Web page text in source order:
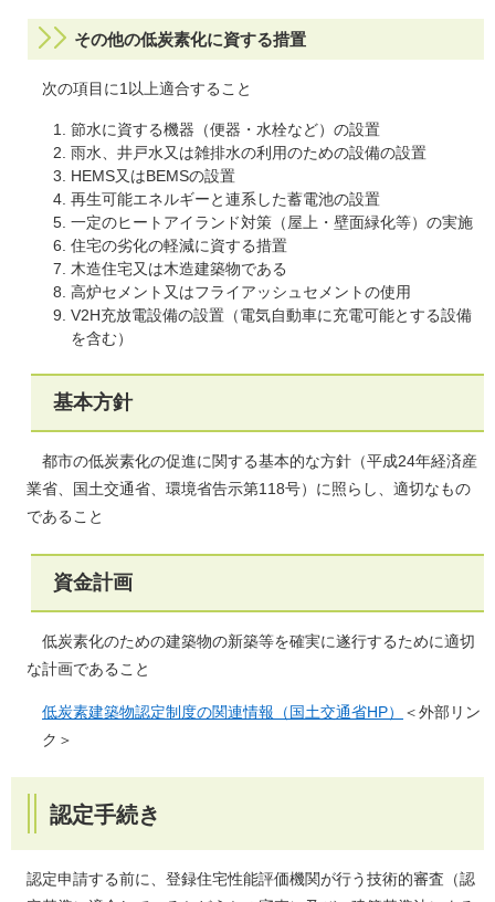
その他の低炭素化に資する措置
次の項目に1以上適合すること
節水に資する機器（便器・水栓など）の設置
雨水、井戸水又は雑排水の利用のための設備の設置
HEMS又はBEMSの設置
再生可能エネルギーと連系した蓄電池の設置
一定のヒートアイランド対策（屋上・壁面緑化等）の実施
住宅の劣化の軽減に資する措置
木造住宅又は木造建築物である
高炉セメント又はフライアッシュセメントの使用
V2H充放電設備の設置（電気自動車に充電可能とする設備
を含む）
基本方針
都市の低炭素化の促進に関する基本的な方針（平成24年経済産
業省、国土交通省、環境省告示第118号）に照らし、適切なもの
であること
資金計画
低炭素化のための建築物の新築等を確実に遂行するために適切
な計画であること
低炭素建築物認定制度の関連情報（国土交通省HP）
＜外部リン
ク＞
認定手続き
認定申請する前に、登録住宅性能評価機関が行う技術的審査（認